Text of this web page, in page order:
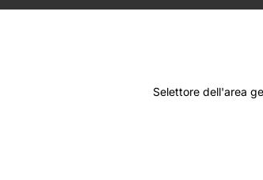
Selettore dell'area